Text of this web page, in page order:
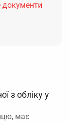
документи
з обліку у
має